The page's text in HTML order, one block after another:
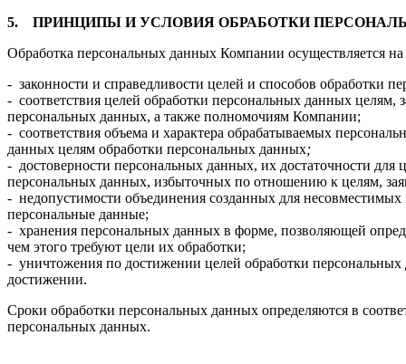
5. ПРИНЦИПЫ И УСЛОВИЯ ОБРАБОТКИ
Обработка персональных данных Компании осуществляется
- законности и справедливости целей и способов обработки
- соответствия целей обработки персональных данных целям,
персональных данных, а также полномочиям Компании;
- соответствия объема и характера обрабатываемых
данных целям обработки персональных данных;
- достоверности персональных данных, их достаточности для
персональных данных, избыточных по отношению к целям,
- недопустимости объединения созданных для
персональные данные;
- хранения персональных данных в форме, позволяющей
чем этого требуют цели их обработки;
- уничтожения по достижении целей обработки
достижении.
Сроки обработки персональных данных определяются в
персональных данных.